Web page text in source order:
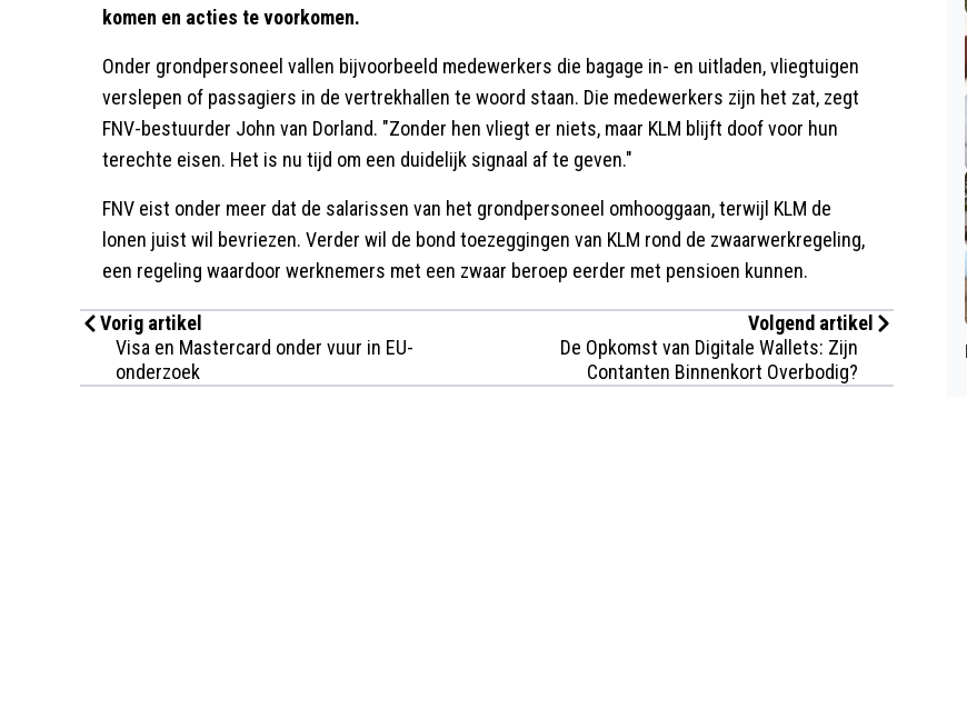
komen en acties te voorkomen.
Onder grondpersoneel vallen bijvoorbeeld medewerkers die bagage in- en uitladen, vliegtuigen
verslepen of passagiers in de vertrekhallen te woord staan. Die medewerkers zijn het zat, zegt
FNV-bestuurder John van Dorland. "Zonder hen vliegt er niets, maar KLM blijft doof voor hun
terechte eisen. Het is nu tijd om een duidelijk signaal af te geven."
FNV eist onder meer dat de salarissen van het grondpersoneel omhooggaan, terwijl KLM de
lonen juist wil bevriezen. Verder wil de bond toezeggingen van KLM rond de zwaarwerkregeling,
een regeling waardoor werknemers met een zwaar beroep eerder met pensioen kunnen.
Vorig artikel
Visa en Mastercard onder vuur in EU-
onderzoek
Volgend artikel
De Opkomst van Digitale Wallets: Zijn
Contanten Binnenkort Overbodig?